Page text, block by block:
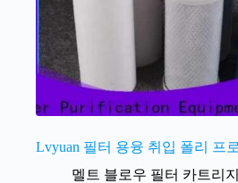
Lvyuan 필터 용융 취입 폴리 프
멜트 블로우 필터 카트리지